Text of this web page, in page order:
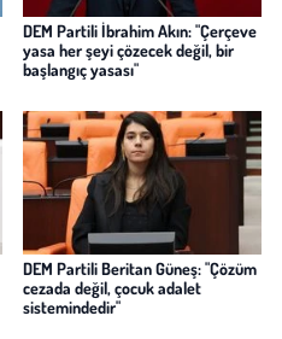
DEM Partili İbrahim Akın: "Çerçeve
yasa her şeyi çözecek değil, bir
başlangıç yasası"
DEM Partili Beritan Güneş: "Çözüm
cezada değil, çocuk adalet
sistemindedir"